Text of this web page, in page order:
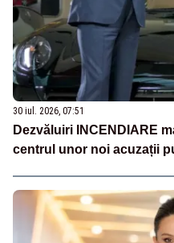
30 iul. 2026, 07:51
Dezvăluiri INCENDIARE
centrul unor noi acuzații